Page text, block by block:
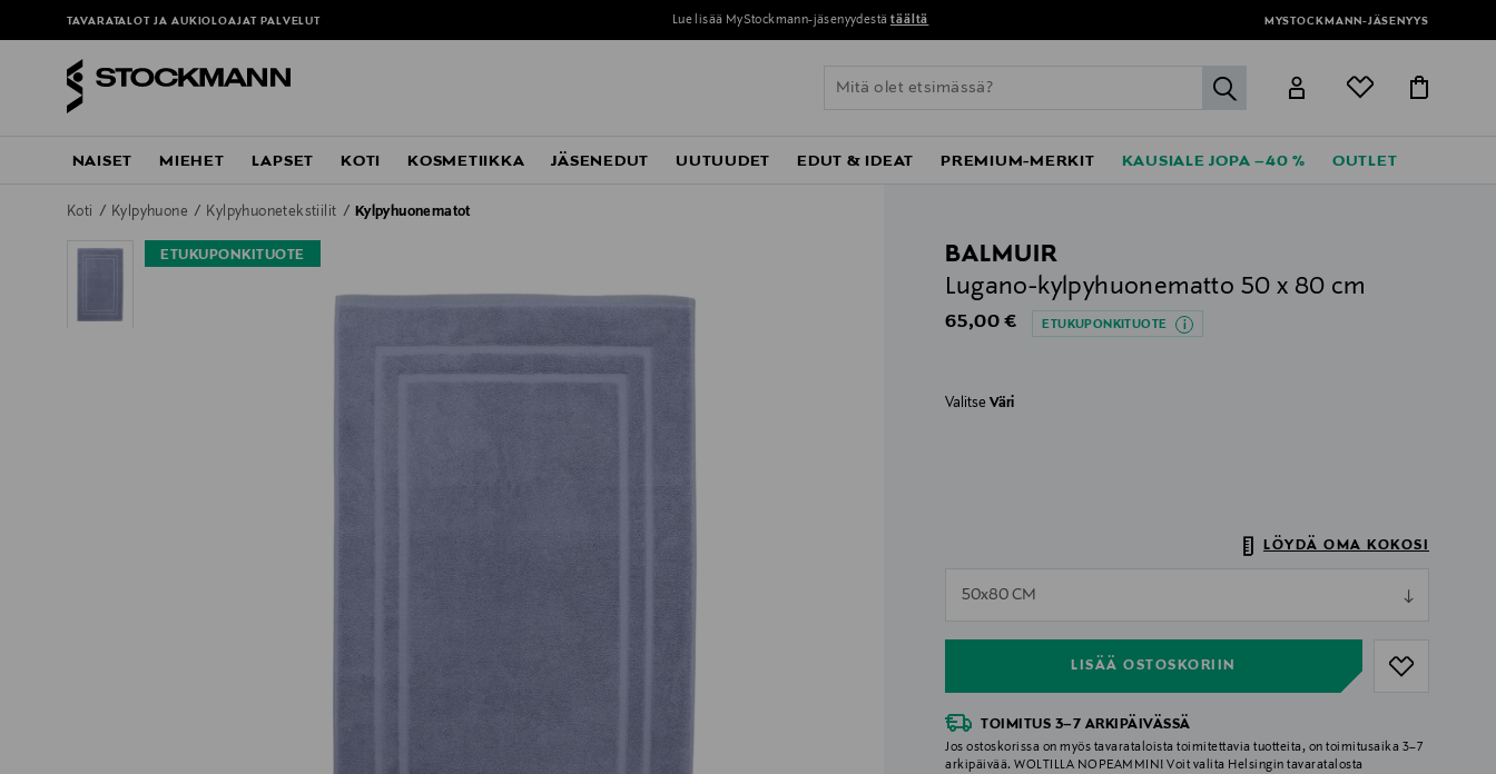
TAVARATALOT JA AUKIOLOAJAT PALVELUT Lue lisää MyStockmann-jäsenyydestä täältä MYSTOCKMANN-JÄSENYYS
label.header.go
NAISET MIEHET LAPSET KOTI KOSMETIIKKA JÄSENEDUT UUTUUDET EDUT & IDEAT PREMIUM-MERKIT KAUSIALE JOPA –40 % OUTLET
Koti Kylpyhuone Kylpyhuonetekstiilit Kylpyhuonematot
ETUKUPONKITUOTE
BALMUIR
Lugano-kylpyhuonematto 50 x 80 cm
Original Price
65,00 € ETUKUPONKITUOTE
ValitseVäri
LÖYDÄ OMA KOKOSI
50x80 CM
LISÄÄ OSTOSKORIIN
null
TOIMITUS 3–7 ARKIPÄIVÄSSÄ
Jos ostoskorissa on myös tavarataloista toimitettavia tuotteita, on toimitusaika 3–7
arkipäivää. WOLTILLA NOPEAMMIN! Voit valita Helsingin tavaratalosta